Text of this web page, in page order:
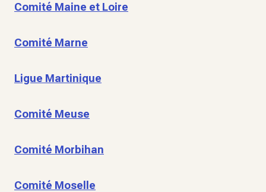
Comité Maine et Loire
Comité Marne
Ligue Martinique
Comité Meuse
Comité Morbihan
Comité Moselle